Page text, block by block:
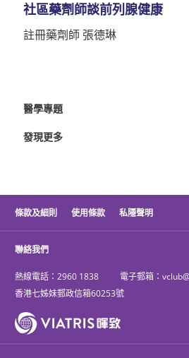
社區藥劑師談前列腺健康
註冊藥劑師 張德琳
醫學專題
發現更多
條款及細則 使用條款 私隱聲明
聯絡我們
熱線電話： 2960 1838 電子郵箱：
香港七姊妹郵政信箱60253號